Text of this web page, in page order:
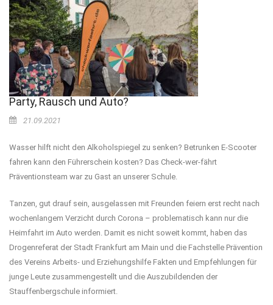
Party, Rausch und Auto?
21.09.2021
Wasser hilft nicht den Alkoholspiegel zu senken? Betrunken E-Scooter
fahren kann den Führerschein kosten? Das Check-wer-fährt
Präventionsteam war zu Gast an unserer Schule.
Tanzen, gut drauf sein, ausgelassen mit Freunden feiern erst recht nach
wochenlangem Verzicht durch Corona – problematisch kann nur die
Heimfahrt im Auto werden. Damit es nicht soweit kommt, haben das
Drogenreferat der Stadt Frankfurt am Main und die Fachstelle Prävention
des Vereins Arbeits- und Erziehungshilfe Fakten und Empfehlungen für
junge Leute zusammengestellt und die Auszubildenden der
Stauffenbergschule informiert.